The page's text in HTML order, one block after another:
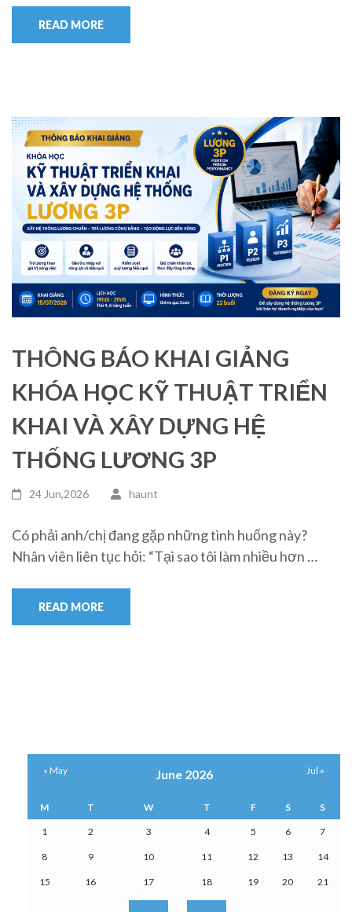
READ MORE
THÔNG BÁO KHAI GIẢNG
KHÓA HỌC KỸ THUẬT TRIỂN
KHAI VÀ XÂY DỰNG HỆ
THỐNG LƯƠNG 3P
24 Jun,2026 haunt
Có phải anh/chị đang gặp những tình huống này?
Nhân viên liên tục hỏi: “Tại sao tôi làm nhiều hơn …
READ MORE
June 2026
M T W T F S S
1 2 3 4 5 6 7
8 9 10 11 12 13 14
15 16 17 18 19 20 21
« May Jul »